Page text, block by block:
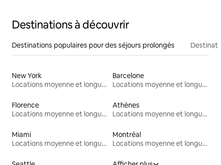
Destinations à découvrir
Destinations populaires pour des séjours prolongés
New York
Locations moyenne et longue durée
Barcelone
Locations moyenne et longue durée
Florence
Locations moyenne et longue durée
Athènes
Locations moyenne et longue durée
Miami
Locations moyenne et longue durée
Montréal
Locations moyenne et longue durée